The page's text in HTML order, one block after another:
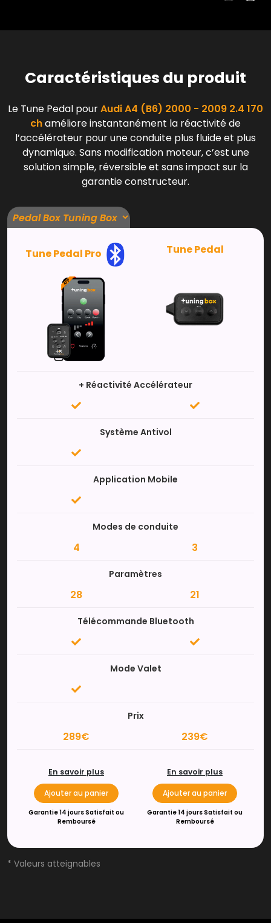
Caractéristiques du produit
Le Tune Pedal pourAudi A4 (B6) 2000 - 2009 2.4 170
chaméliore instantanément la réactivité de
l’accélérateur pour une conduite plus fluide et plus
dynamique. Sans modification moteur, c’est une
solution simple, réversible et sans impact sur la
garantie constructeur.
Tune Pedal Pro Tune Pedal
+ Réactivité Accélérateur
Système Antivol
Application Mobile
Modes de conduite
4 3
Paramètres
28 21
Télécommande Bluetooth
Mode Valet
Prix
289€ 239€
En savoir plus
Ajouter au panier
Garantie 14 jours Satisfait ou
Remboursé
En savoir plus
Ajouter au panier
Garantie 14 jours Satisfait ou
Remboursé
* Valeurs atteignables